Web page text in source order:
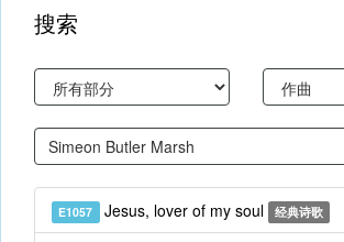
搜索
E1057 Jesus, lover of my soul 经典诗歌